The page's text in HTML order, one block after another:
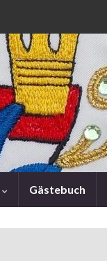
Gästebuch